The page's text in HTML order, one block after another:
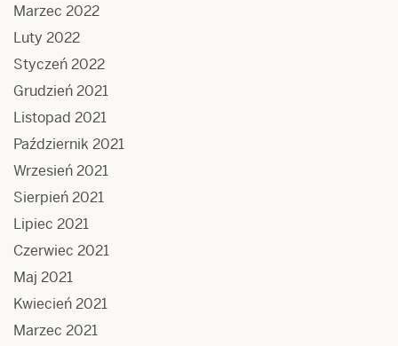
Marzec 2022
Luty 2022
Styczeń 2022
Grudzień 2021
Listopad 2021
Październik 2021
Wrzesień 2021
Sierpień 2021
Lipiec 2021
Czerwiec 2021
Maj 2021
Kwiecień 2021
Marzec 2021